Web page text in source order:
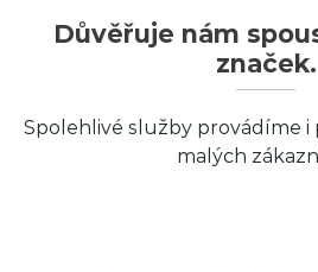
Důvěřuje nám
značek.
Spolehlivé služby provádíme
malých